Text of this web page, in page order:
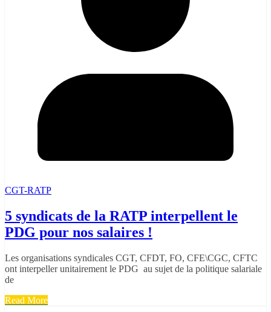
CGT-RATP
5 syndicats de la RATP interpellent le
PDG pour nos salaires !
Les organisations syndicales CGT, CFDT, FO, CFE\CGC, CFTC
ont interpeller unitairement le PDG au sujet de la politique salariale
de
Read More